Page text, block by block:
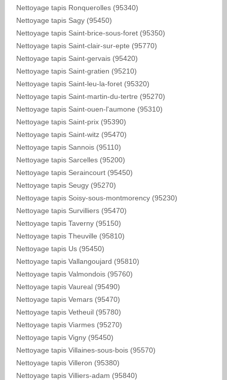
Nettoyage tapis Ronquerolles (95340)
Nettoyage tapis Sagy (95450)
Nettoyage tapis Saint-brice-sous-foret (95350)
Nettoyage tapis Saint-clair-sur-epte (95770)
Nettoyage tapis Saint-gervais (95420)
Nettoyage tapis Saint-gratien (95210)
Nettoyage tapis Saint-leu-la-foret (95320)
Nettoyage tapis Saint-martin-du-tertre (95270)
Nettoyage tapis Saint-ouen-l'aumone (95310)
Nettoyage tapis Saint-prix (95390)
Nettoyage tapis Saint-witz (95470)
Nettoyage tapis Sannois (95110)
Nettoyage tapis Sarcelles (95200)
Nettoyage tapis Seraincourt (95450)
Nettoyage tapis Seugy (95270)
Nettoyage tapis Soisy-sous-montmorency (95230)
Nettoyage tapis Survilliers (95470)
Nettoyage tapis Taverny (95150)
Nettoyage tapis Theuville (95810)
Nettoyage tapis Us (95450)
Nettoyage tapis Vallangoujard (95810)
Nettoyage tapis Valmondois (95760)
Nettoyage tapis Vaureal (95490)
Nettoyage tapis Vemars (95470)
Nettoyage tapis Vetheuil (95780)
Nettoyage tapis Viarmes (95270)
Nettoyage tapis Vigny (95450)
Nettoyage tapis Villaines-sous-bois (95570)
Nettoyage tapis Villeron (95380)
Nettoyage tapis Villiers-adam (95840)